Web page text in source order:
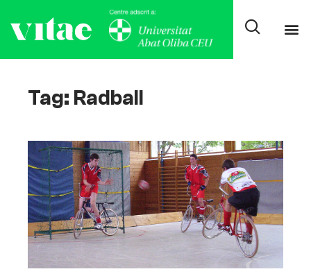
Tag: Radball